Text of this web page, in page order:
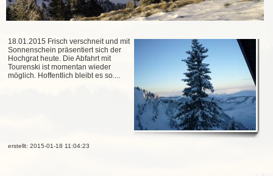
18.01.2015 Frisch verschneit und mit
Sonnenschein präsentiert sich der
Hochgrat heute. Die Abfahrt mit
Tourenski ist momentan wieder
möglich. Hoffentlich bleibt es so....
erstellt: 2015-01-18 11:04:23